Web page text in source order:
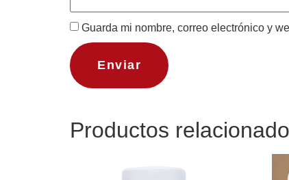
Guarda mi nombre, correo electrónico y
Productos